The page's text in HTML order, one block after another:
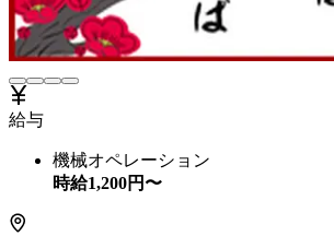
給与
機械オペレーション
時給1,200円〜